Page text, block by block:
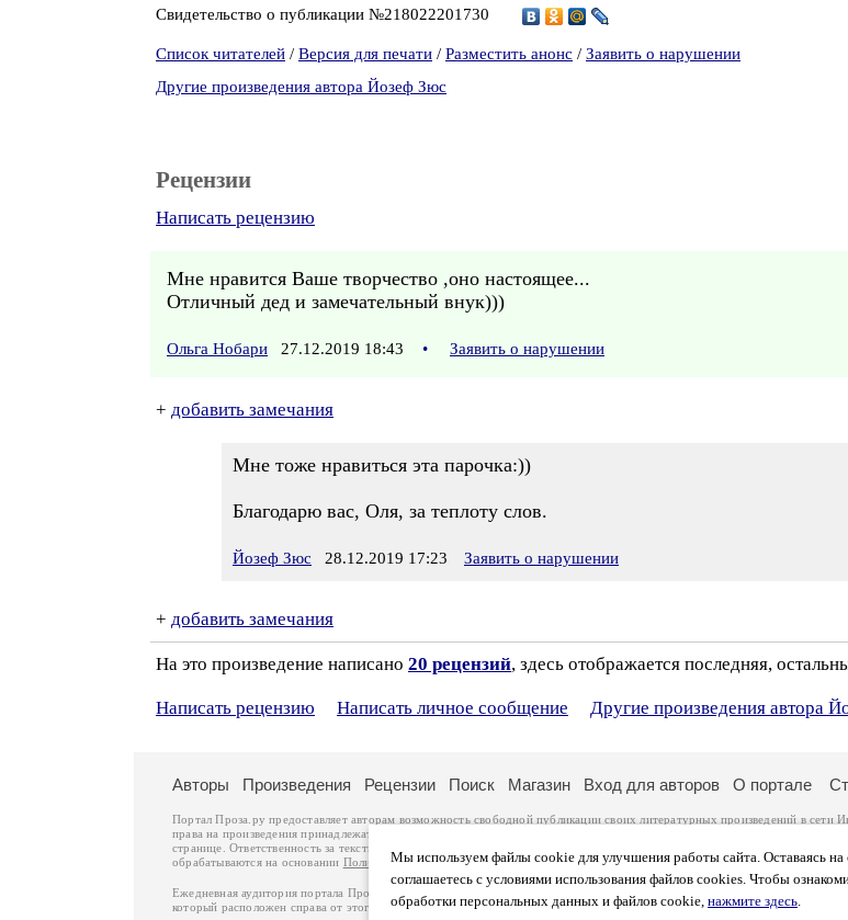
Свидетельство о публикации №218022201730
Список читателей / Версия для печати / Разместить анонс / Заявить о нарушении
Другие произведения автора Йозеф Зюс
Рецензии
Написать рецензию
Мне нравится Ваше творчество ,оно настоящее...
Отличный дед и замечательный внук)))
Ольга Нобари 27.12.2019 18:43 • Заявить о нарушении
+ добавить замечания
Мне тоже нравиться эта парочка:))
Благодарю вас, Оля, за теплоту слов.
Йозеф Зюс 28.12.2019 17:23 Заявить о нарушении
+ добавить замечания
На это произведение написано 20 рецензий, здесь отображается последняя,
Написать рецензию Написать личное сообщение Другие произведения автора
Мы используем файлы cookie для улучшения работы сайта. Оставаясь на
соглашаетесь с условиями использования файлов cookies. Чтобы
обработки персональных данных и файлов cookie, нажмите здесь.
Авторы Произведения Рецензии Поиск Магазин Вход для авторов О портале
Портал Проза.ру предоставляет авторам возможность свободной публикации своих литературных произведений в сети
права на произведения принадлежат авторам и охраняются
. Перепечатка произведений возможна только с
странице. Ответственность за тексты произведений авторы несут самостоятельно на основании
обрабатываются на основании Политики обработки персональных данных. Вы также можете посмотреть более
Ежедневная аудитория портала Проза.ру – порядка 100 тысяч посетителей, которые в общей сумме просматривают
который расположен справа от этого текста. В каждой графе указано по две цифры: количество просмотров и количество